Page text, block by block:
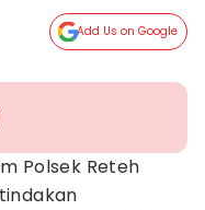
Add Us on Google
Polsek Reteh